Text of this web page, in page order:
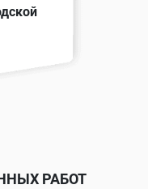
РАБОТ